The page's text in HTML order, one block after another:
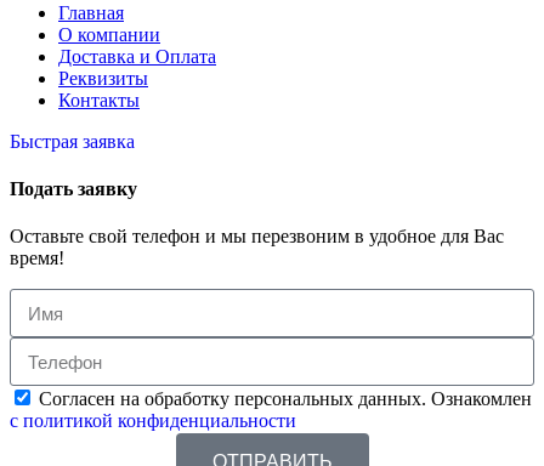
Главная
О компании
Доставка и Оплата
Реквизиты
Контакты
Быстрая заявка
Подать заявку
Оставьте свой телефон и мы перезвоним в удобное для Вас
время!
Согласен на обработку персональных данных. Ознакомлен
с политикой конфиденциальности
ОТПРАВИТЬ